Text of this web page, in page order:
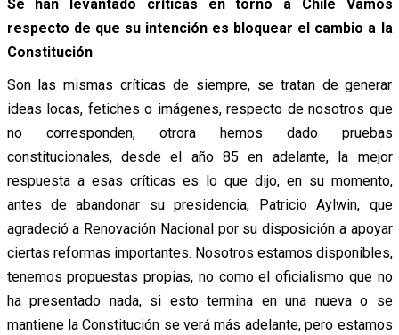
Se han levantado críticas en torno a Chile Vamos
respecto de que su intención es bloquear el cambio a la
Constitución
Son las mismas críticas de siempre, se tratan de generar
ideas locas, fetiches o imágenes, respecto de nosotros que
no corresponden, otrora hemos dado pruebas
constitucionales, desde el año 85 en adelante, la mejor
respuesta a esas críticas es lo que dijo, en su momento,
antes de abandonar su presidencia, Patricio Aylwin, que
agradeció a Renovación Nacional por su disposición a apoyar
ciertas reformas importantes. Nosotros estamos disponibles,
tenemos propuestas propias, no como el oficialismo que no
ha presentado nada, si esto termina en una nueva o se
mantiene la Constitución se verá más adelante, pero estamos